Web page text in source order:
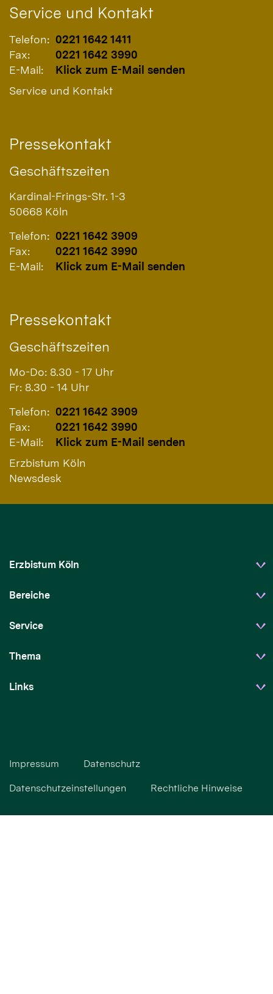
Service und Kontakt
Telefon: 0221 1642 1411
Fax:
0221 1642 3990
E-Mail:
Klick zum E-Mail senden
Service und Kontakt
Pressekontakt
Geschäftszeiten
Kardinal-Frings-Str. 1-3
50668 Köln
Telefon: 0221 1642 3909
Fax:
0221 1642 3990
E-Mail:
Klick zum E-Mail senden
Pressekontakt
Geschäftszeiten
Mo-Do: 8.30 - 17 Uhr
Fr: 8.30 - 14 Uhr
Telefon: 0221 1642 3909
Fax:
0221 1642 3990
E-Mail:
Klick zum E-Mail senden
Erzbistum Köln
Newsdesk
Erzbistum Köln
Bereiche
Service
Thema
Links
Impressum Datenschutz
Datenschutzeinstellungen Rechtliche Hinweise